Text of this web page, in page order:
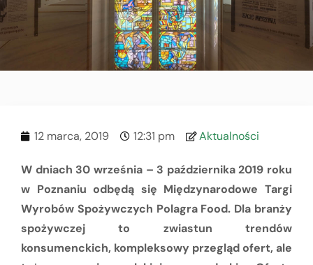
12 marca, 2019 12:31 pm Aktualności
W dniach 30 września – 3 października 2019 roku
w Poznaniu odbędą się Międzynarodowe Targi
Wyrobów Spożywczych Polagra Food. Dla branży
spożywczej to zwiastun trendów
konsumenckich, kompleksowy przegląd ofert, ale